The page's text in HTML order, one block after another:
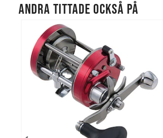
ANDRA TITTADE OCKSÅ PÅ